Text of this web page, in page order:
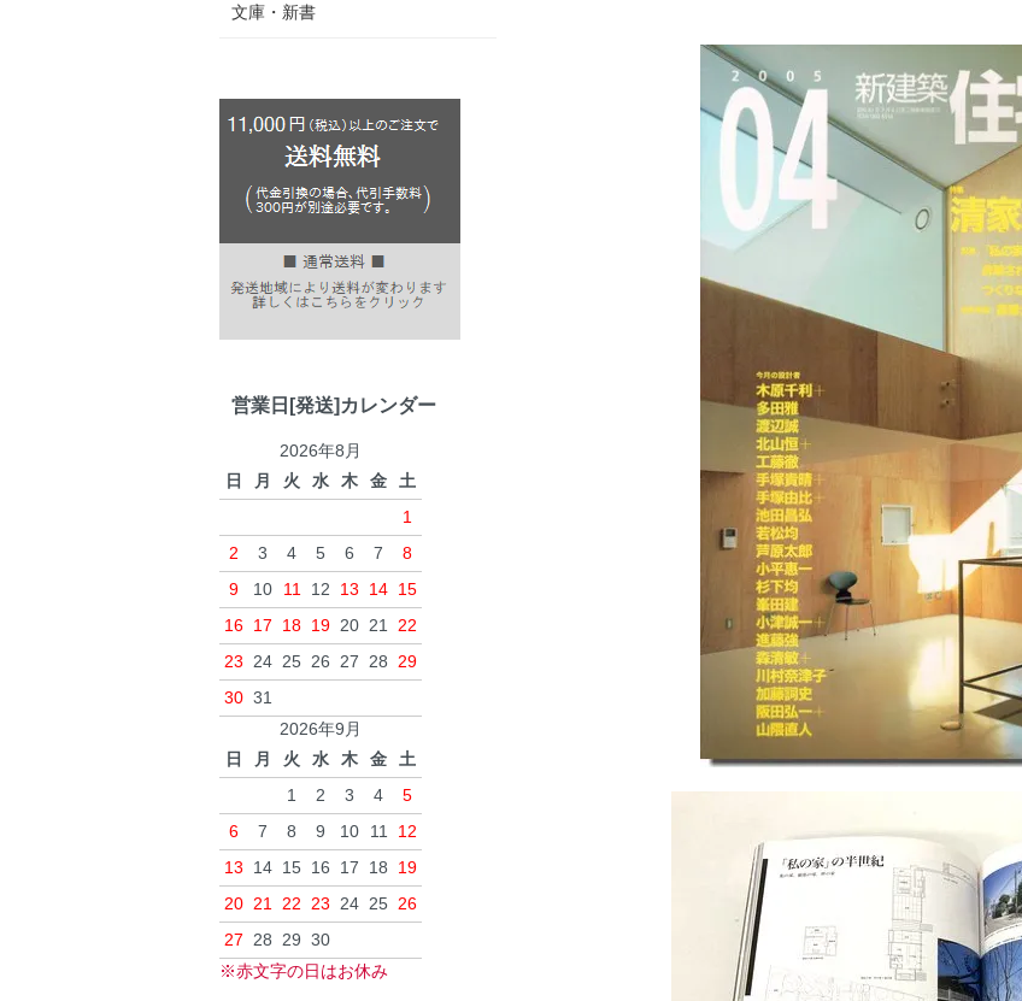
文庫・新書
営業日[発送]カレンダー
2026年8月
日
月 火 水 木 金
土
1
2
3 4 5 6 7
8
9
10 11 12 13 14 15
16 17 18 19 20 21 22
23 24 25 26 27 28 29
30 31
2026年9月
日
月 火 水 木 金
土
1
2 3 4
5
6
7 8 9 10 11
12
13
14 15 16 17 18
19
20 21 22 23 24 25 26
27 28 29 30
※赤文字の日はお休み